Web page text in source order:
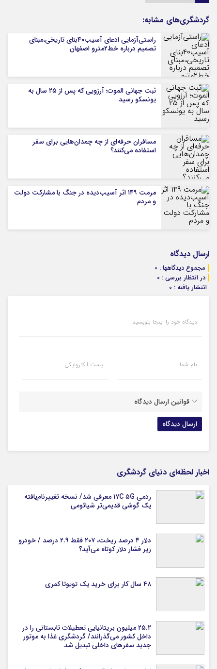
گردشگری‌های مشابه:
راستی‌آزمایی ادعای آسیب۴۰بنای تاریخی،مبنای
تصمیم درباره خط۲مترو اصفهان
ثبت جهانی الموت؛ آرزویی که پس از ۲۵ سال به
یونسکو رسید
مسافران حرفه‌ای از چه چمدان‌هایی برای سفر
استفاده می‌کنند؟
مرمت ۱۴۹ اثر آسیب‌دیده در جنگ با مشارکت دولت
و مردم
ارسال دیدگاه
مجموع دیدگاهها : 0
در انتظار بررسی : 0
انتشار یافته : 0
دیدگاه خود را اینجا بنویسید
نام شما پست الکترونیکی
قوانین ارسال دیدگاه
اخبار لحظه‌ای دنیای گردشگری
ردمی ۱۷C ۵G معرفی شد/ نسخه تغییرنام‌یافته
یک گوشی قدیمی‌تر شیائومی
دلار ۴ درصد ریخت، ۲۰۷ فقط ۲.۹ درصد / خودرو
زیر فشار دلار کوتاه می‌آید؟
۴۸ سال کار برای خرید یک تویوتا کمری
۲۵.۲ میلیون بریتانیایی تعطیلات تابستانی را در
داخل کشور می‌گذرانند/ گردشگری غذا به موتور
جدید سفرهای داخلی تبدیل شد